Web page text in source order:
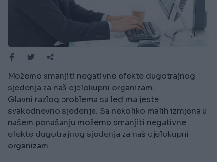
Možemo smanjiti negativne efekte dugotrajnog
sjedenja za naš cjelokupni organizam.
Glavni razlog problema sa leđima jeste
svakodnevno sjedenje. Sa nekoliko malih izmjena u
našem ponašanju možemo smanjiti negativne
efekte dugotrajnog sjedenja za naš cjelokupni
organizam.